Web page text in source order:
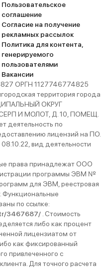
Пользовательское
соглашение
Согласие на получение
рекламных рассылок
Политика для контента,
генерируемого
пользователями
Вакансии
ОРГН 1127746774825
территория города
ОКРУГ
И МОЛОТ, Д. 10, ПОМЕЩ.
деятельность по
лицензий на ПО.
вид деятельности
права принадлежат ООО
программы ЭВМ №
для ЭВМ, реестровая
Функциональные
по ссылке:
3467687/ . Стоимость
либо как процент
лицензиатом от
как фиксированный
привлеченного с
Для точного расчета